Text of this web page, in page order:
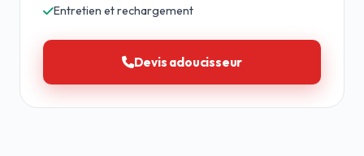
Entretien et rechargement
Devis adoucisseur